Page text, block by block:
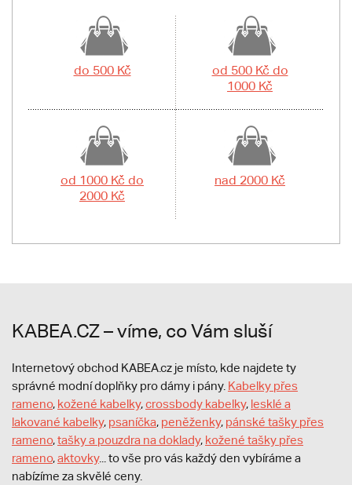
do 500 Kč
od 500 Kč do
1000 Kč
od 1000 Kč do
2000 Kč
nad 2000 Kč
KABEA.CZ – víme, co Vám sluší
Internetový obchod KABEA.cz je místo, kde najdete ty
správné modní doplňky pro dámy i pány. Kabelky přes
rameno, kožené kabelky,crossbody kabelky, lesklé a
lakované kabelky, psaníčka, peněženky, pánské tašky přes
rameno,tašky a pouzdra na doklady, kožené tašky přes
rameno,aktovky... to vše pro vás každý den vybíráme a
nabízíme za skvělé ceny.